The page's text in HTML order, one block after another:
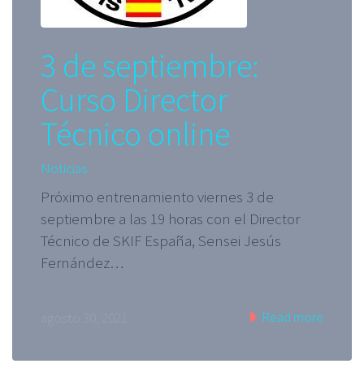
3 de septiembre:
Curso Director
Técnico online
Noticias
Próximo entrenamiento viernes 3 de
septiembre a las 19 horas con el Director
Técnico de SKIF España, Sensei Jesús
Fernández…
Read more